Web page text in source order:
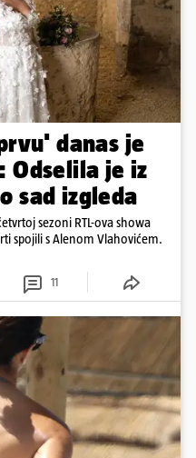
danas je
Odselila je iz
sad izgleda
sezoni RTL-ova showa
spojili s Alenom Vlahovićem.
11